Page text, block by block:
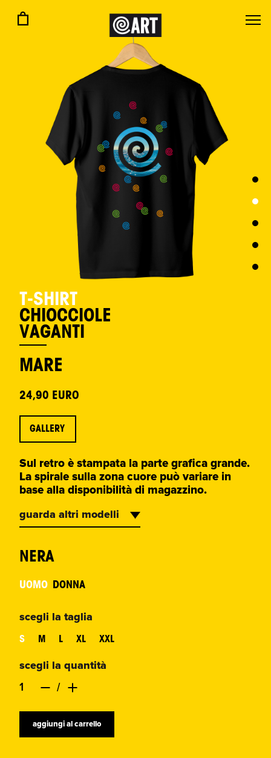
T-SHIRT
CHIOCCIOLE
VAGANTI
MARE
24,90 EURO
GALLERY
Sul retro è stampata la parte grafica grande.
La spirale sulla zona cuore può variare in
base alla disponibilità di magazzino.
guarda altri modelli
NERA
UOMO DONNA
scegli la taglia
S M L XL XXL
scegli la quantità
aggiungi al carrello